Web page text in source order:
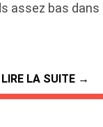
assez bas dans
LIRE LA SUITE →